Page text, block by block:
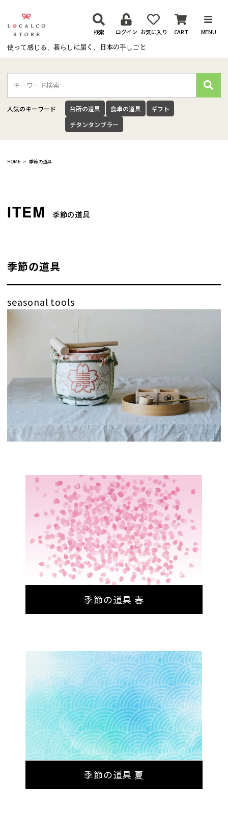
使って感じる、暮らしに届く、日本の手しごと
検索 ログイン お気に入り CART MENU
検
索
人気のキーワード 台所の道具 食卓の道具
ギフト
チタンタンブラー
HOME 季節の道具
季節の道具
季節の道具
seasonal tools
季節の道具 春
季節の道具 夏